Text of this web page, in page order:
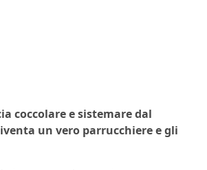
coccolare e sistemare dal
un vero parrucchiere e gli